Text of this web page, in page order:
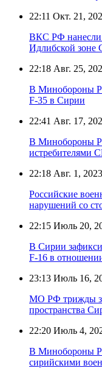
22:11 Окт. 21,
ВКС РФ нанесли
Идлибской зоне
22:18 Авг. 25,
В Минобороны
F-35 в Сирии
22:41 Авг. 17,
В Минобороны
истребителями
22:18 Авг. 1, 2023
Российские
нарушений со
22:15 Июль 20,
В Сирии
F-16 в
23:13 Июль 16,
МО РФ трижды
пространства
22:20 Июль 4,
В Минобороны
сирийскими